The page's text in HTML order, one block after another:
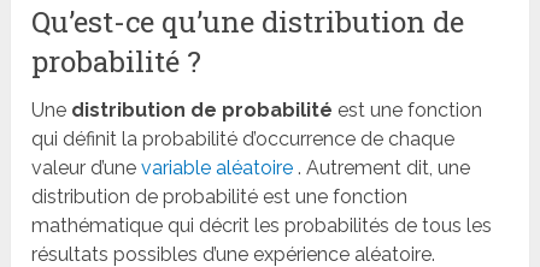
Qu’est-ce qu’une distribution de
probabilité ?
Une distribution de probabilité est une fonction
qui définit la probabilité d’occurrence de chaque
valeur d’unevariable aléatoire . Autrement dit, une
distribution de probabilité est une fonction
mathématique qui décrit les probabilités de tous les
résultats possibles d’une expérience aléatoire.